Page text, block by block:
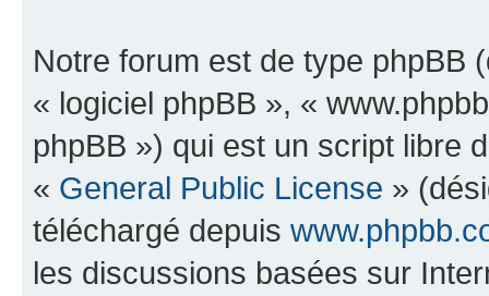
Notre forum est de type phpBB
« logiciel phpBB », «
phpBB ») qui est un script libre
« General Public License »
téléchargé depuis
les discussions basées sur